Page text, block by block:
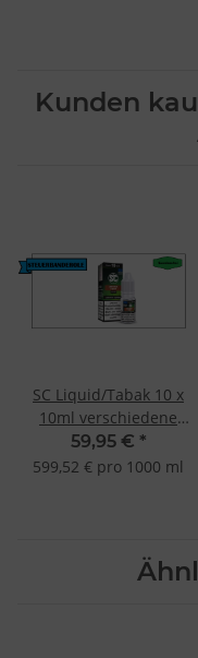
Kunden
SC Liquid/Tabak 10 x
10ml verschiedene
Geschmacksrichtungen
AF Tabak-0mg
59,95 € *
599,52 € pro 1000 ml